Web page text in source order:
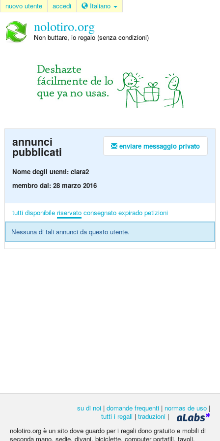
nuovo utente accedi Italiano
nolotiro.org
Non buttare, io regalo (senza condizioni)
enviare messaggio privato
annunci
pubblicati
Nome degli utenti: clara2
membro dal: 28 marzo 2016
tutti disponibile riservato consegnato expirado petizioni
Nessuna di tali annunci da questo utente.
su di noi | domande frequenti | normas de uso |
tutti i regali | traduzioni |
nolotiro.org è un sito dove guardo per i regali dono gratuito e mobili di
seconda mano, sedie, divani, biciclette, computer portatili, tavoli,